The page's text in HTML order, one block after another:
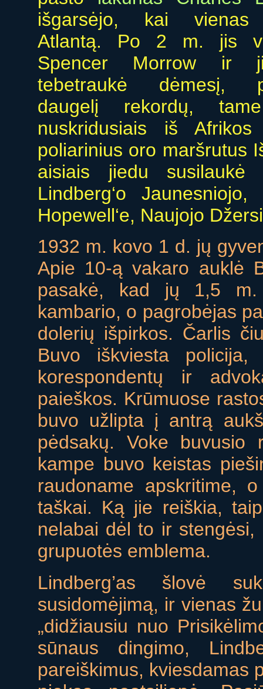
išgarsėjo, kai vienas
Atlantą. Po 2 m. jis
Spencer Morrow ir
tebetraukė dėmesį,
daugelį rekordų,
nuskridusiais iš
poliarinius oro maršrutus
aisiais jiedu
Lindberg‘o
Hopewell‘e, Naujojo
1932 m. kovo 1 d. jų
Apie 10-ą vakaro auklė
pasakė, kad jų 1,5 m.
kambario, o pagrobėjas
dolerių išpirkos. Čarlis
Buvo iškviesta
korespondentų ir
paieškos. Krūmuose
buvo užlipta į antrą
pėdsakų. Voke buvusio
kampe buvo keistas
raudoname apskritime,
taškai. Ką jie reiškia,
nelabai dėl to ir
grupuotės emblema.
Lindberg’as šlovė
susidomėjimą, ir vienas
„didžiausiu nuo
sūnaus dingimo,
pareiškimus, kviesdamas